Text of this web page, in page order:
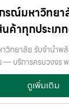
ร์มินัล21อโศก
ใจความรู้สึกของลูก
ามอ่อนโยน สุจริต แล
ครอบคลุมกลุ่มลูกค้าใ
คัญดังนี้: เขต ลาดพ
ขต รามอินทรา เขต
ลาเค้า รัชดาซอย ห
แค เดอะมอลล์บางแ
ร้อมให้บริการถึงที่
รณ์มหาวิทยา
ค้าทุกประเภ
วิทยาลัย รับจำนำพ
— บริการครบวงจร
พร้อมให้บริการใน
บางนา ด้วยมาตรฐา
หาวิทยาลัย — รับจ
ดูเพิ่มเติม